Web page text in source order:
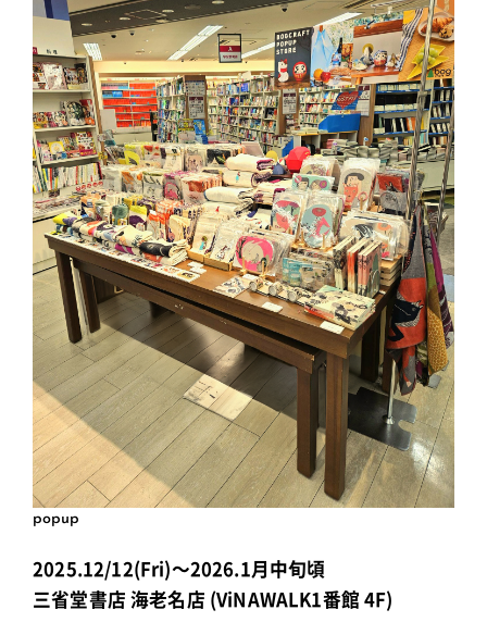
popup
2025.12/12(Fri)～2026.1月中旬頃
三省堂書店 海老名店 (ViNAWALK1番館 4F)